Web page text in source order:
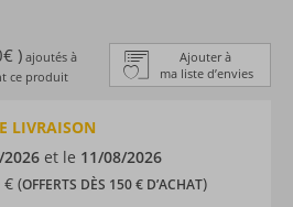
Ajouter à
ma liste d’envies
) ajoutés à
ce produit
LIVRAISON
et le 11/08/2026
(OFFERTS DÈS 150 € D’ACHAT)